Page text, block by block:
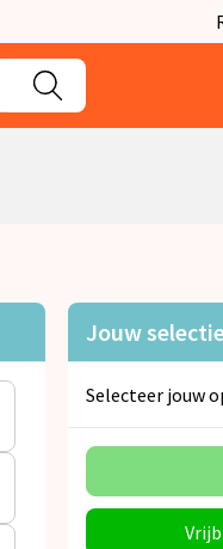
Jouw
Selecteer jouw